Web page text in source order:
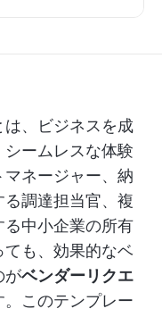
、ビジネスを成
ームレスな体験
ネージャー、納
調達担当官、複
中小企業の所有
も、効果的なベ
がベンダーリクエ
。このテンプレー